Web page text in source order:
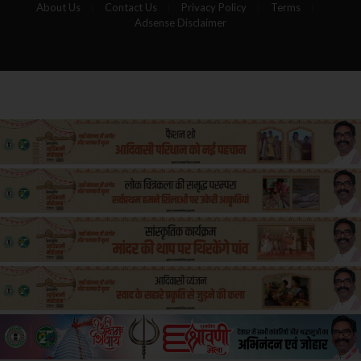
About Us Contact Us Privacy Policy
Terms
Adsense Disclaimer